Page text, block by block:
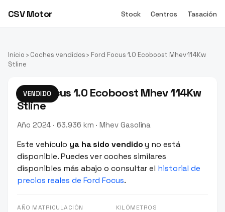
CSV Motor Stock Centros Tasación
Inicio › Coches vendidos› Ford Focus 1.0 Ecoboost Mhev 114Kw
Stline
VENDIDO
Ford Focus 1.0 Ecoboost Mhev 114Kw
Stline
Año 2024 · 63.936 km · Mhev Gasolina
Este vehículo ya ha sido vendidoy no está
disponible. Puedes ver coches similares
disponibles más abajo o consultar el historial de
precios reales de Ford Focus.
AÑO MATRICULACIÓN KILÓMETROS